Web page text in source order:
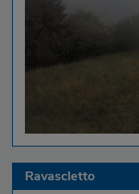
Ravascletto